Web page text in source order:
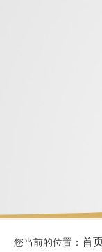
您当前的位置： 首